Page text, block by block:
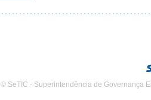
© SeTIC - Superintendência de Governança